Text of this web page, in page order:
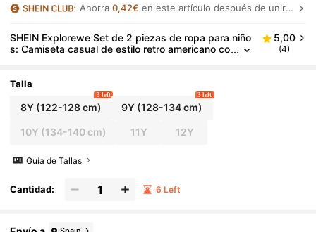
Ahorra0,42€ en este artículo después de unirte.
SHEIN Explorewe Set de 2 piezas de ropa para niño
s: Camiseta casual de estilo retro americano co
era y verano
5,00
(4)
Talla
8Y(122-128 cm)
3 left
9Y (128-134 cm)
3 left
10Y (134-140 cm) 11Y 12Y
Guía de Tallas
Cantidad: 6 Left